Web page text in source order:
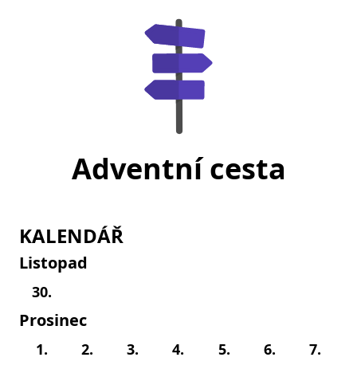
Adventní cesta
KALENDÁŘ
Listopad
30.
Prosinec
1. 2. 3. 4. 5. 6. 7.